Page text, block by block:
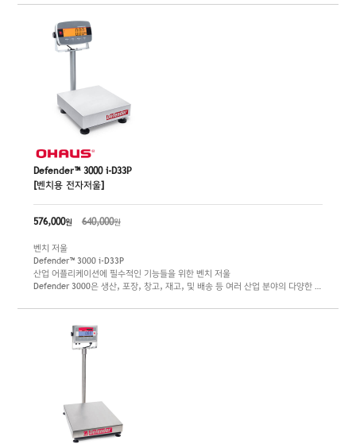
도 안정적으로 정확한 성능을 보여줍니다. Defender 3000은 간편하지만 내구성
을 확보하기 위해 스테인리스 스틸을 기반으로 제작되었습니다. 물리버튼을 갖춘
IP66등급의 스테인리스 스틸 인디케이터, 멀티 컬러 백라이트 LCD 디스플레이,
AC전원 혹은 배터리 작동 및 다양한 장착방법이 가능한 인디케이터 등을 갖춰 우
수한 내구성과 높은 사용편의성을 제공해드립니다.
최대 용량 : 30 kg / 60 kg / 150 kg
정밀도 : 5 g / 10 g / 20 g
플랫폼 크기 : 355 x 305 mm mm / 550 x 420 mm / 550 x 420 mm
Defender™ 3000 i-D33P
[벤치용 전자저울]
576,000원 640,000원
벤치 저울
Defender™ 3000 i-D33P
산업 어플리케이션에 필수적인 기능들을 위한 벤치 저울
Defender 3000은 생산, 포장, 창고, 재고, 및 배송 등 여러 산업 분야의 다양한 애
반의 견고함에 초점을 두어 디자인되었습니다. 물리버튼, 멀티 컬러 백라이트
LCD 디스플레이, AC전원 혹은 배터리 작동 및 다양한 장착방법이 가능한 인디케
이터 등을 갖춰 높은 사용편의성을 제공해드립니다.
최대 용량 : 15 kg / 30 kg / 60 kg / 150 kg / 300 kg / 600 kg
mm / 650 x 500 mm / 800 x 600 mm